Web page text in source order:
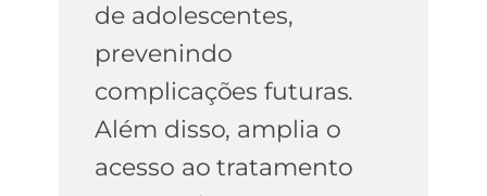
de adolescentes,
prevenindo
complicações futuras.
Além disso, amplia o
acesso ao tratamento